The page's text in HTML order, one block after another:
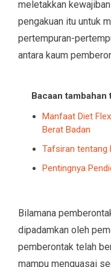
meletakkan
pengakuan itu untuk
pertempuran-
antara kaum
Bacaan tambahan
Manfaat Diet
Berat Badan
Tafsiran tentang
Pentingnya
Bilamana
dipadamkan oleh
pemberontak telah
mampu menguasai